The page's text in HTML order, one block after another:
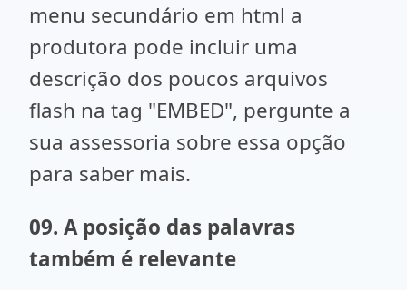
menu secundário em html a
produtora pode incluir uma
descrição dos poucos arquivos
flash na tag "EMBED", pergunte a
sua assessoria sobre essa opção
para saber mais.
09. Aposição das palavras
também é relevante